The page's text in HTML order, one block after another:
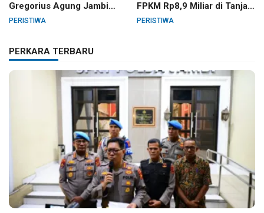
Gregorius Agung Jambi
Gelar Berbagai Kegiatan
PERISTIWA
FPKM Rp8,9 Miliar di Tanjab
Barat
PERISTIWA
PERKARA TERBARU